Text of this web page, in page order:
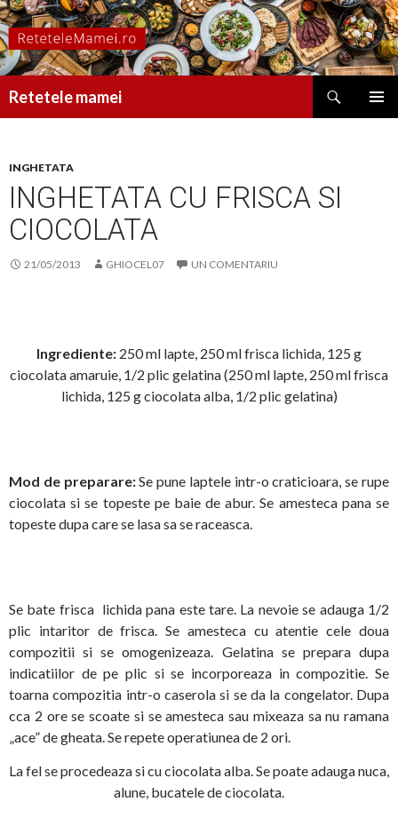
Retetele mamei
INGHETATA
INGHETATA CU FRISCA SI
CIOCOLATA
21/05/2013 GHIOCEL07 UN COMENTARIU
Ingrediente: 250 ml lapte, 250 ml frisca lichida, 125 g
ciocolata amaruie, 1/2 plic gelatina (250 ml lapte, 250 ml frisca
lichida, 125 g ciocolata alba, 1/2 plic gelatina)
Mod de preparare:Se pune laptele intr-o craticioara, se rupe
ciocolata si se topeste pe baie de abur. Se amesteca pana se
topeste dupa care se lasa sa se raceasca.
Se bate frisca lichida pana este tare. La nevoie se adauga 1/2
plic intaritor de frisca. Se amesteca cu atentie cele doua
compozitii si se omogenizeaza. Gelatina se prepara dupa
indicatiilor de pe plic si se incorporeaza in compozitie. Se
toarna compozitia intr-o caserola si se da la congelator. Dupa
cca 2 ore se scoate si se amesteca sau mixeaza sa nu ramana
„ace” de gheata. Se repete operatiunea de 2 ori.
La fel se procedeaza si cu ciocolata alba. Se poate adauga nuca,
alune, bucatele de ciocolata.